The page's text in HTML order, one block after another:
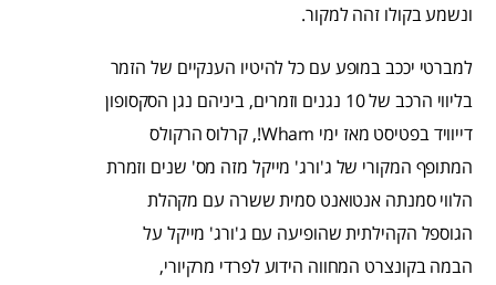
ונשמע בקולו זהה למקור.
למברטי יככב במופע עם כל להיטיו הענקיים של הזמר
בליווי הרכב של 10 נגנים וזמרים, ביניהם נגן הסקסופון
דייוויד בפטיסט מאז ימי Wham!, קרלוס הרקולס
המתופף המקורי של ג'ורג' מייקל מזה מס' שנים וזמרת
הלווי סמנתה אנטואנט סמית ששרה עם מקהלת
הגוספל הקהילתית שהופיעה עם ג'ורג' מייקל על
הבמה בקונצרט המחווה הידוע לפרדי מרקיורי,